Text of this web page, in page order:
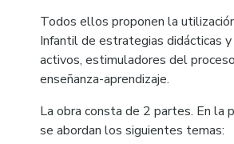
Todos ellos proponen la
Infantil de estrategias didácticas
activos, estimuladores del
enseñanza-aprendizaje.
La obra consta de 2 partes. En la
se abordan los siguientes temas: